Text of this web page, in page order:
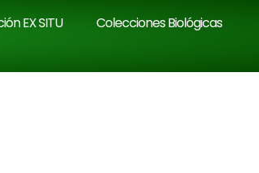
EX SITU
Colecciones Biológicas